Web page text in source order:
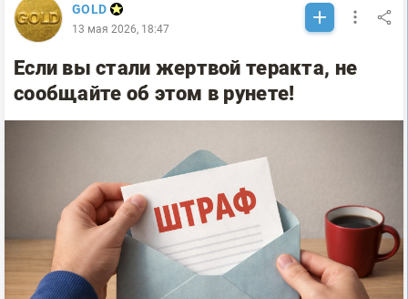
GOLD
13 мая 2026, 18:47
Если вы стали жертвой теракта, не
сообщайте об этом в рунете!